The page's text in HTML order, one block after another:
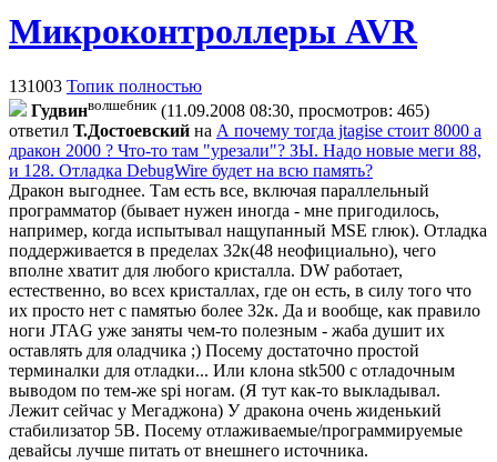
Микроконтроллеры AVR
131003 Топик полностью
Гудвинволшебник (11.09.2008 08:30, просмотров: 465)
ответил Т.Достоевский на А почему тогда jtagise стоит 8000 а
дракон 2000 ? Что-то там "урезали"? ЗЫ. Надо новые меги 88,
и 128. Отладка DebugWire будет на всю память?
Дракон выгоднее. Там есть все, включая параллельный
программатор (бывает нужен иногда - мне пригодилось,
например, когда испытывал нащупанный MSE глюк). Отладка
поддерживается в пределах 32к(48 неофициально), чего
вполне хватит для любого кристалла. DW работает,
естественно, во всех кристаллах, где он есть, в силу того что
их просто нет с памятью более 32к. Да и вообще, как правило
ноги JTAG уже заняты чем-то полезным - жаба душит их
оставлять для оладчика ;) Посему достаточно простой
терминалки для отладки... Или клона stk500 c отладочным
выводом по тем-же spi ногам. (Я тут как-то выкладывал.
Лежит сейчас у Мегаджона) У дракона очень жиденький
стабилизатор 5В. Посему отлаживаемые/программируемые
девайсы лучше питать от внешнего источника.